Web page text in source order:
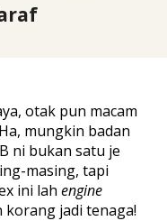
otak pun macam
mungkin badan
ni bukan satu je
masing, tapi
ini lahengine
jadi tenaga!